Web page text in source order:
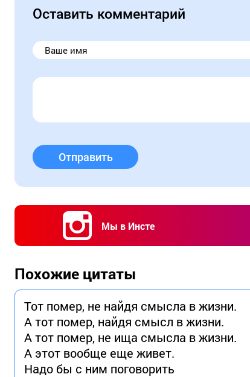
Оставить комментарий
Отправить
Мы в Инсте
Похожие цитаты
Тот помер, не найдя смысла в жизни.
А тот помер, найдя смысл в жизни.
А тот помер, не ища смысла в жизни.
А этот вообще еще живет.
Надо бы с ним поговорить